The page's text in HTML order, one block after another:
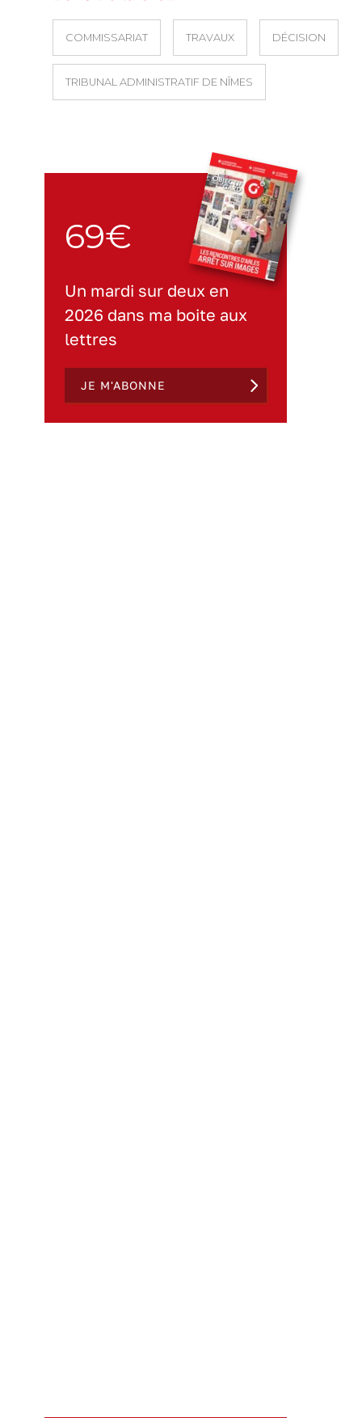
COMMISSARIAT TRAVAUX DÉCISION
TRIBUNAL ADMINISTRATIF DE NÎMES
69€
Un mardi sur deux en
2026 dans ma boite aux
lettres
JE M'ABONNE